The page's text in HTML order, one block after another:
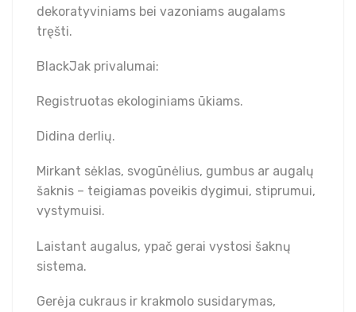
dekoratyviniams bei vazoniams augalams
tręšti.
BlackJak privalumai:
Registruotas ekologiniams ūkiams.
Didina derlių.
Mirkant sėklas, svogūnėlius, gumbus ar augalų
šaknis – teigiamas poveikis dygimui, stiprumui,
vystymuisi.
Laistant augalus, ypač gerai vystosi šaknų
sistema.
Gerėja cukraus ir krakmolo susidarymas,